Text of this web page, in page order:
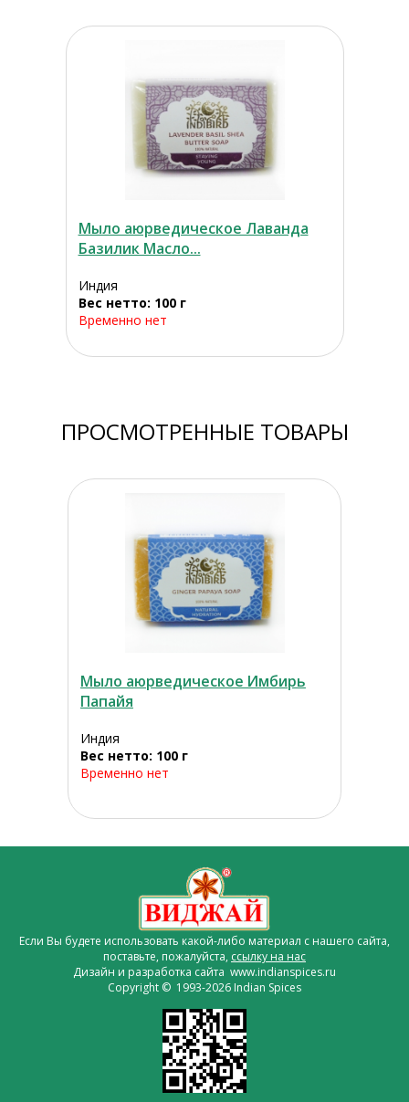
Мыло аюрведическое Лаванда
Базилик Масло...
Индия
Вес нетто: 100 г
Временно нет
ПРОСМОТРЕННЫЕ ТОВАРЫ
Мыло аюрведическое Имбирь
Папайя
Индия
Вес нетто: 100 г
Временно нет
Если Вы будете использовать какой-либо материал с нашего сайта,
поставьте, пожалуйста, ссылку на нас
Дизайн и разработка сайта www.indianspices.ru
Copyright © 1993-2026 Indian Spices